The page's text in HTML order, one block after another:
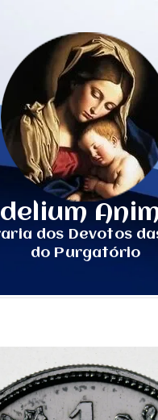
dos Devotos
do Purgatório